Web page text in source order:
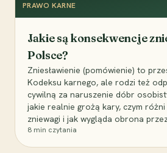
PRAWO KARNE
Jakie są konsekwencje
Polsce?
Zniesławienie (pomówienie) to
Kodeksu karnego, ale rodzi też
cywilną za naruszenie dóbr
jakie realnie grożą kary, czym różni
zniewagi i jak wygląda obrona
8 min czytania